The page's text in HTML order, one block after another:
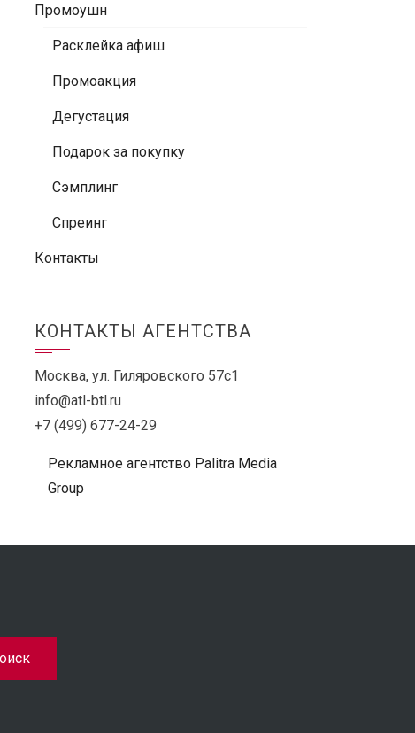
Промоушн
Расклейка афиш
Промоакция
Дегустация
Подарок за покупку
Сэмплинг
Спреинг
Контакты
КОНТАКТЫ АГЕНТСТВА
Москва, ул. Гиляровского 57с1
info@atl-btl.ru
+7 (499) 677-24-29
Рекламное агентство Palitra Media
Group